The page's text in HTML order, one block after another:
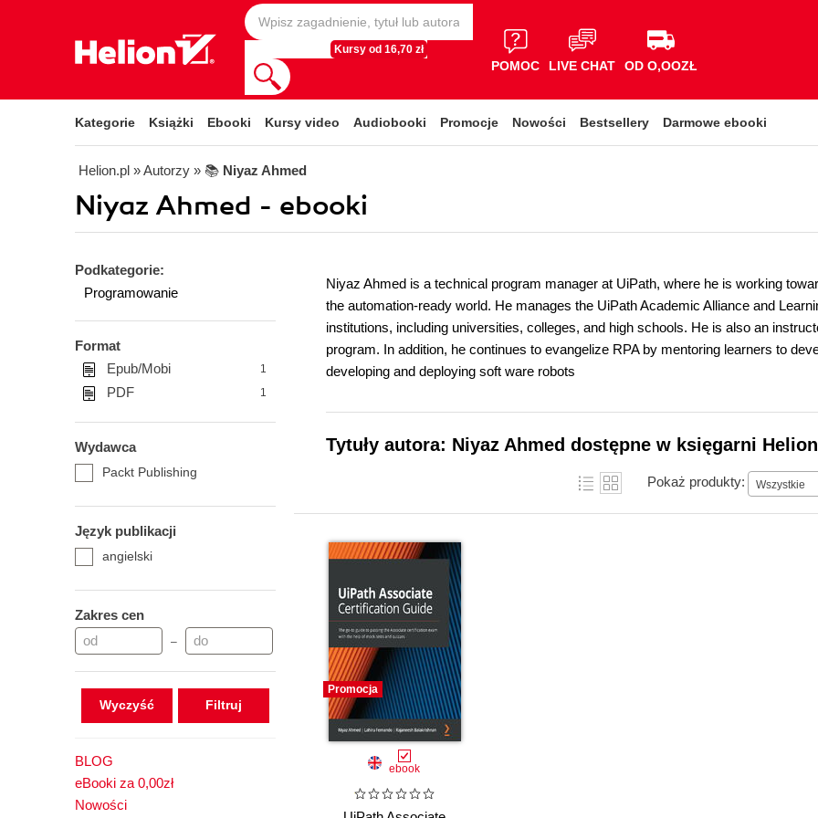
Kursy od 16,70 zł
POMOC LIVE CHAT OD O,OOZŁ
Kategorie Książki Ebooki Kursy video Audiobooki Promocje Nowości Bestsellery Darmowe ebooki
Helion.pl » Autorzy » 📚 Niyaz Ahmed
Niyaz Ahmed - ebooki
Podkategorie:
Programowanie
Format
Epub/Mobi
1
PDF 1
Wydawca
Packt Publishing
Język publikacji
angielski
Zakres cen
–
Wyczyść
BLOG
eBooki za 0,00zł
Nowości
Niyaz Ahmed is a technical program manager at UiPath, where he is working
the automation-ready world. He manages the UiPath Academic Alliance and
institutions, including universities, colleges, and high schools. He is also an
program. In addition, he continues to evangelize RPA by mentoring learners to
developing and deploying soft ware robots
Tytuły autora: Niyaz Ahmed dostępne w księgarni Helion
Pokaż produkty: Wszystkie
Promocja
ebook